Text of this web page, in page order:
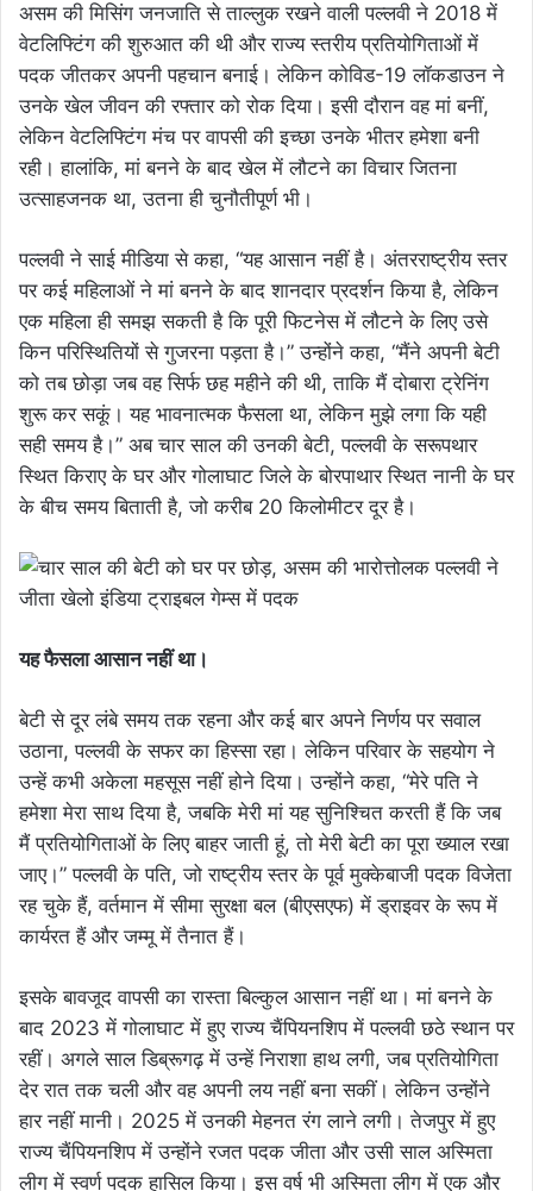
असम की मिसिंग जनजाति से ताल्लुक रखने वाली पल्लवी ने 2018 में
वेटलिफ्टिंग की शुरुआत की थी और राज्य स्तरीय प्रतियोगिताओं में
पदक जीतकर अपनी पहचान बनाई। लेकिन कोविड-19 लॉकडाउन ने
उनके खेल जीवन की रफ्तार को रोक दिया। इसी दौरान वह मां बनीं,
लेकिन वेटलिफ्टिंग मंच पर वापसी की इच्छा उनके भीतर हमेशा बनी
रही। हालांकि, मां बनने के बाद खेल में लौटने का विचार जितना
उत्साहजनक था, उतना ही चुनौतीपूर्ण भी।
पल्लवी ने साई मीडिया से कहा, “यह आसान नहीं है। अंतरराष्ट्रीय स्तर
पर कई महिलाओं ने मां बनने के बाद शानदार प्रदर्शन किया है, लेकिन
एक महिला ही समझ सकती है कि पूरी फिटनेस में लौटने के लिए उसे
किन परिस्थितियों से गुजरना पड़ता है।” उन्होंने कहा, “मैंने अपनी बेटी
को तब छोड़ा जब वह सिर्फ छह महीने की थी, ताकि मैं दोबारा ट्रेनिंग
शुरू कर सकूं। यह भावनात्मक फैसला था, लेकिन मुझे लगा कि यही
सही समय है।” अब चार साल की उनकी बेटी, पल्लवी के सरूपथार
स्थित किराए के घर और गोलाघाट जिले के बोरपाथार स्थित नानी के घर
के बीच समय बिताती है, जो करीब 20 किलोमीटर दूर है।
यह फैसला आसान नहीं था।
बेटी से दूर लंबे समय तक रहना और कई बार अपने निर्णय पर सवाल
उठाना, पल्लवी के सफर का हिस्सा रहा। लेकिन परिवार के सहयोग ने
उन्हें कभी अकेला महसूस नहीं होने दिया। उन्होंने कहा, “मेरे पति ने
हमेशा मेरा साथ दिया है, जबकि मेरी मां यह सुनिश्चित करती हैं कि जब
मैं प्रतियोगिताओं के लिए बाहर जाती हूं, तो मेरी बेटी का पूरा ख्याल रखा
जाए।” पल्लवी के पति, जो राष्ट्रीय स्तर के पूर्व मुक्केबाजी पदक विजेता
रह चुके हैं, वर्तमान में सीमा सुरक्षा बल (बीएसएफ) में ड्राइवर के रूप में
कार्यरत हैं और जम्मू में तैनात हैं।
इसके बावजूद वापसी का रास्ता बिल्कुल आसान नहीं था। मां बनने के
बाद 2023 में गोलाघाट में हुए राज्य चैंपियनशिप में पल्लवी छठे स्थान पर
रहीं। अगले साल डिब्रूगढ़ में उन्हें निराशा हाथ लगी, जब प्रतियोगिता
देर रात तक चली और वह अपनी लय नहीं बना सकीं। लेकिन उन्होंने
हार नहीं मानी। 2025 में उनकी मेहनत रंग लाने लगी। तेजपुर में हुए
राज्य चैंपियनशिप में उन्होंने रजत पदक जीता और उसी साल अस्मिता
लीग में स्वर्ण पदक हासिल किया। इस वर्ष भी अस्मिता लीग में एक और